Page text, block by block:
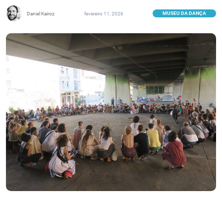
Daniel Kairoz fevereiro 11, 2026 MUSEU DA DANÇA